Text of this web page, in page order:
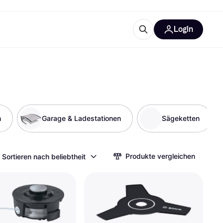
Login
Garage & Ladestationen Sägeketten
Sortieren nach beliebtheit Produkte vergleichen